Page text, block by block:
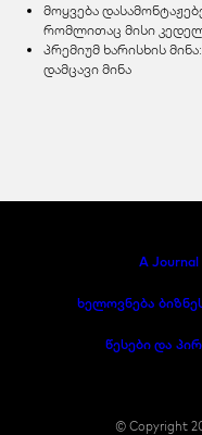
მოყვება
რომლითაც მისი
პრემიუმ ხარისხის
დამცავი მინა
A Journal
ხელოვნება
წესები და
© Copyright